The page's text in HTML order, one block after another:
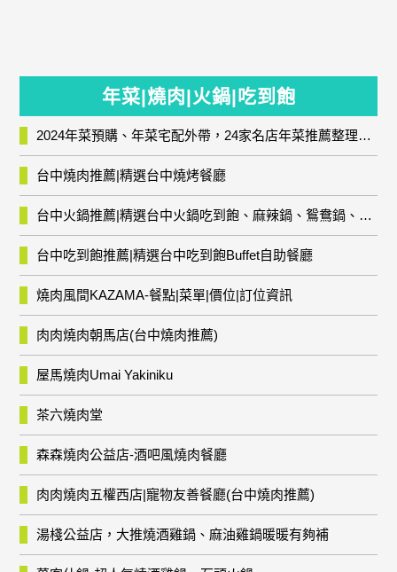
年菜|燒肉|火鍋|吃到飽
2024年菜預購、年菜宅配外帶，24家名店年菜推薦整理，圍爐輕鬆上菜團圓趣
台中燒肉推薦|精選台中燒烤餐廳
台中火鍋推薦|精選台中火鍋吃到飽、麻辣鍋、鴛鴦鍋、石頭火鍋、酸菜白肉鍋、海鮮鍋、燒酒雞、麻油雞、壽喜燒等熱門人氣火鍋店!
台中吃到飽推薦|精選台中吃到飽Buffet自助餐廳
燒肉風間KAZAMA-餐點|菜單|價位|訂位資訊
肉肉燒肉朝馬店(台中燒肉推薦)
屋馬燒肉Umai Yakiniku
茶六燒肉堂
森森燒肉公益店-酒吧風燒肉餐廳
肉肉燒肉五權西店|寵物友善餐廳(台中燒肉推薦)
湯棧公益店，大推燒酒雞鍋、麻油雞鍋暖暖有夠補